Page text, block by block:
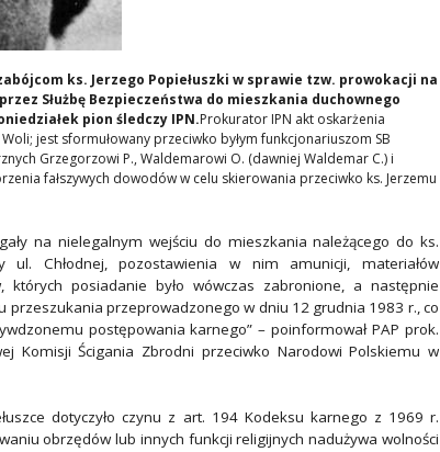
ks. Jerzego Popiełuszki w sprawie tzw. prowokacji na
Służbę Bezpieczeństwa do mieszkania duchownego
pion śledczy IPN.Prokurator IPN akt oskarżenia
jest sformułowany przeciwko byłym funkcjonariuszom SB
Grzegorzowi P., Waldemarowi O. (dawniej Waldemar C.) i
fałszywych dowodów w celu skierowania przeciwko ks. Jerzemu
na nielegalnym wejściu do mieszkania należącego do ks.
ul. Chłodnej, pozostawienia w nim amunicji, materiałów
których posiadanie było wówczas zabronione, a następnie
przeszukania przeprowadzonego w dniu 12 grudnia 1983 r., co
postępowania karnego” – poinformował PAP prok.
Komisji Ścigania Zbrodni przeciwko Narodowi Polskiemu w
dotyczyło czynu z art. 194 Kodeksu karnego z 1969 r.
obrzędów lub innych funkcji religijnych nadużywa wolności